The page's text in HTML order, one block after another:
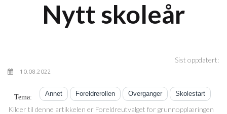
Nytt skoleår
Sist oppdatert:
10.08.2022
Tema: Annet Foreldrerollen Overganger Skolestart
Kilder til denne artikkelen er Foreldreutvalget for grunnopplæringen